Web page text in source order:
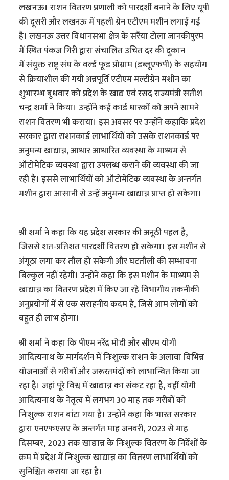
लखनऊ।राशन वितरण प्रणाली को पारदर्शी बनाने के लिए यूपी
की दूसरी और लखनऊ में पहली ग्रेन एटीएम मशीन लगाई गई
है। लखनऊ उत्तर विधानसभा क्षेत्र के सरैंया टोला जानकीपुरम
में स्थित पंकज गिरी द्वारा संचालित उचित दर की दुकान
में संयुक्त राष्ट्र संघ के वर्ल्ड फूड प्रोग्राम (डब्लूएफपी) के सहयोग
से क्रियाशील की गयी अन्नपूर्ति एटीएम मल्टीग्रेन मशीन का
शुभारम्भ बुधवार को प्रदेश के खाद्य एवं रसद राज्यमंत्री सतीश
चन्द्र शर्मा ने किया। उन्होंने कई कार्ड धारकों को अपने सामने
राशन वितरण भी कराया। इस अवसर पर उन्होंने कहाकि प्रदेश
सरकार द्वारा राशनकार्ड लाभार्थियों को उसके राशनकार्ड पर
अनुमन्य खाद्यान्न, आधार आधारित व्यवस्था के माध्यम से
ऑटोमेटिक व्यवस्था द्वारा उपलब्ध कराने की व्यवस्था की जा
रही है। इससे लाभार्थियों को ऑटोमेटिक व्यवस्था के अन्तर्गत
मशीन द्वारा आसानी से उन्हें अनुमन्य खाद्यान्न प्राप्त हो सकेगा।
श्री शर्मा ने कहा कि यह प्रदेश सरकार की अनूठी पहल है,
जिससे शत-प्रतिशत पारदर्शी वितरण हो सकेगा। इस मशीन से
अंगूठा लगा कर तौल हो सकेगी और घटतौली की सम्भावना
बिल्कुल नहीं रहेगी। उन्होंने कहा कि इस मशीन के माध्यम से
खाद्यान्न का वितरण प्रदेश में किए जा रहे विभागीय तकनीकी
अनुप्रयोगों में से एक सराहनीय कदम है, जिसे आम लोगों को
बहुत ही लाभ होगा।
श्री शर्मा ने कहा कि पीएम नरेंद्र मोदी और सीएम योगी
आदित्यनाथ के मार्गदर्शन में निःशुल्क राशन के अलावा विभिन्न
योजनाओं से गरीबों और जरूरतमंदों को लाभान्वित किया जा
रहा है। जहां पूरे विश्व में खाद्यान्न का संकट रहा है, वहीं योगी
आदित्यनाथ के नेतृत्व में लगभग 30 माह तक गरीबों को
निःशुल्क राशन बांटा गया है। उन्होंने कहा कि भारत सरकार
द्वारा एनएफएसए के अन्तर्गत माह जनवरी, 2023 से माह
दिसम्बर, 2023 तक खाद्यान्न के निःशुल्क वितरण के निर्देशों के
क्रम में प्रदेश में निःशुल्क खाद्यान्न का वितरण लाभार्थियों को
सुनिश्चित कराया जा रहा है।